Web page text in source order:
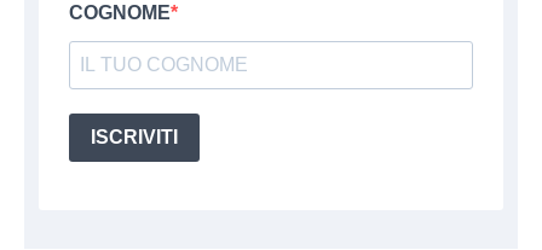
COGNOME
ISCRIVITI